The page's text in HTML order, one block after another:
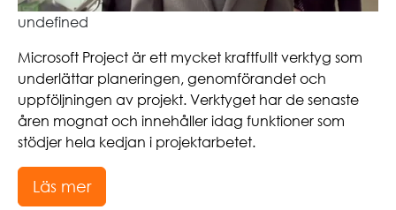
undefined
Microsoft Project är ett mycket kraftfullt verktyg som
underlättar planeringen, genomförandet och
uppföljningen av projekt. Verktyget har de senaste
åren mognat och innehåller idag funktioner som
stödjer hela kedjan i projektarbetet.
Läs mer